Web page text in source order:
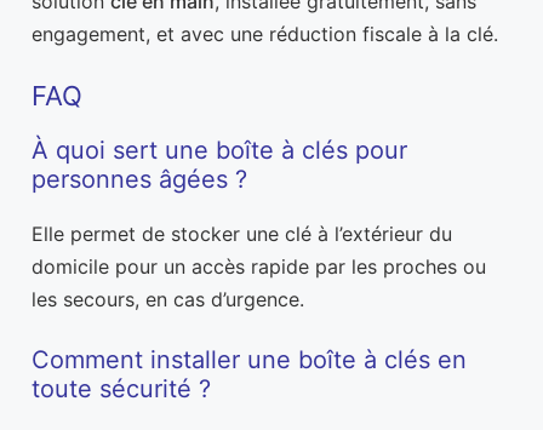
engagement, et avec une réduction fiscale à la clé.
FAQ
À quoi sert une boîte à clés pour
personnes âgées ?
Elle permet de stocker une clé à l’extérieur du
domicile pour un accès rapide par les proches ou
les secours, en cas d’urgence.
Comment installer une boîte à clés en
toute sécurité ?